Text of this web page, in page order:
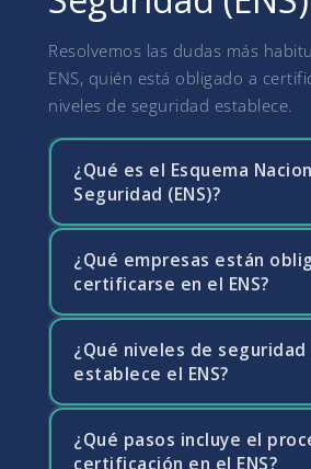
Resolvemos las dudas más
ENS, quién está obligado a
niveles de seguridad establece.
¿Qué es el Esquema
Seguridad (ENS)?
El Esquema Nacional de
marco normativo español que
principios y requisitos para
seguridad de los sistemas de
utilizados por las
Regulado por el Real Decreto
objetivo es proteger la
¿Qué empresas están
certificarse en el ENS?
Están obligadas todas las
Públicas españolas y las
que les prestan servicios
sistemas de información,
software, alojamiento de datos,
¿Qué niveles de seguridad
establece el ENS?
El ENS clasifica los sistemas en
¿Qué pasos incluye el
certificación en el ENS?